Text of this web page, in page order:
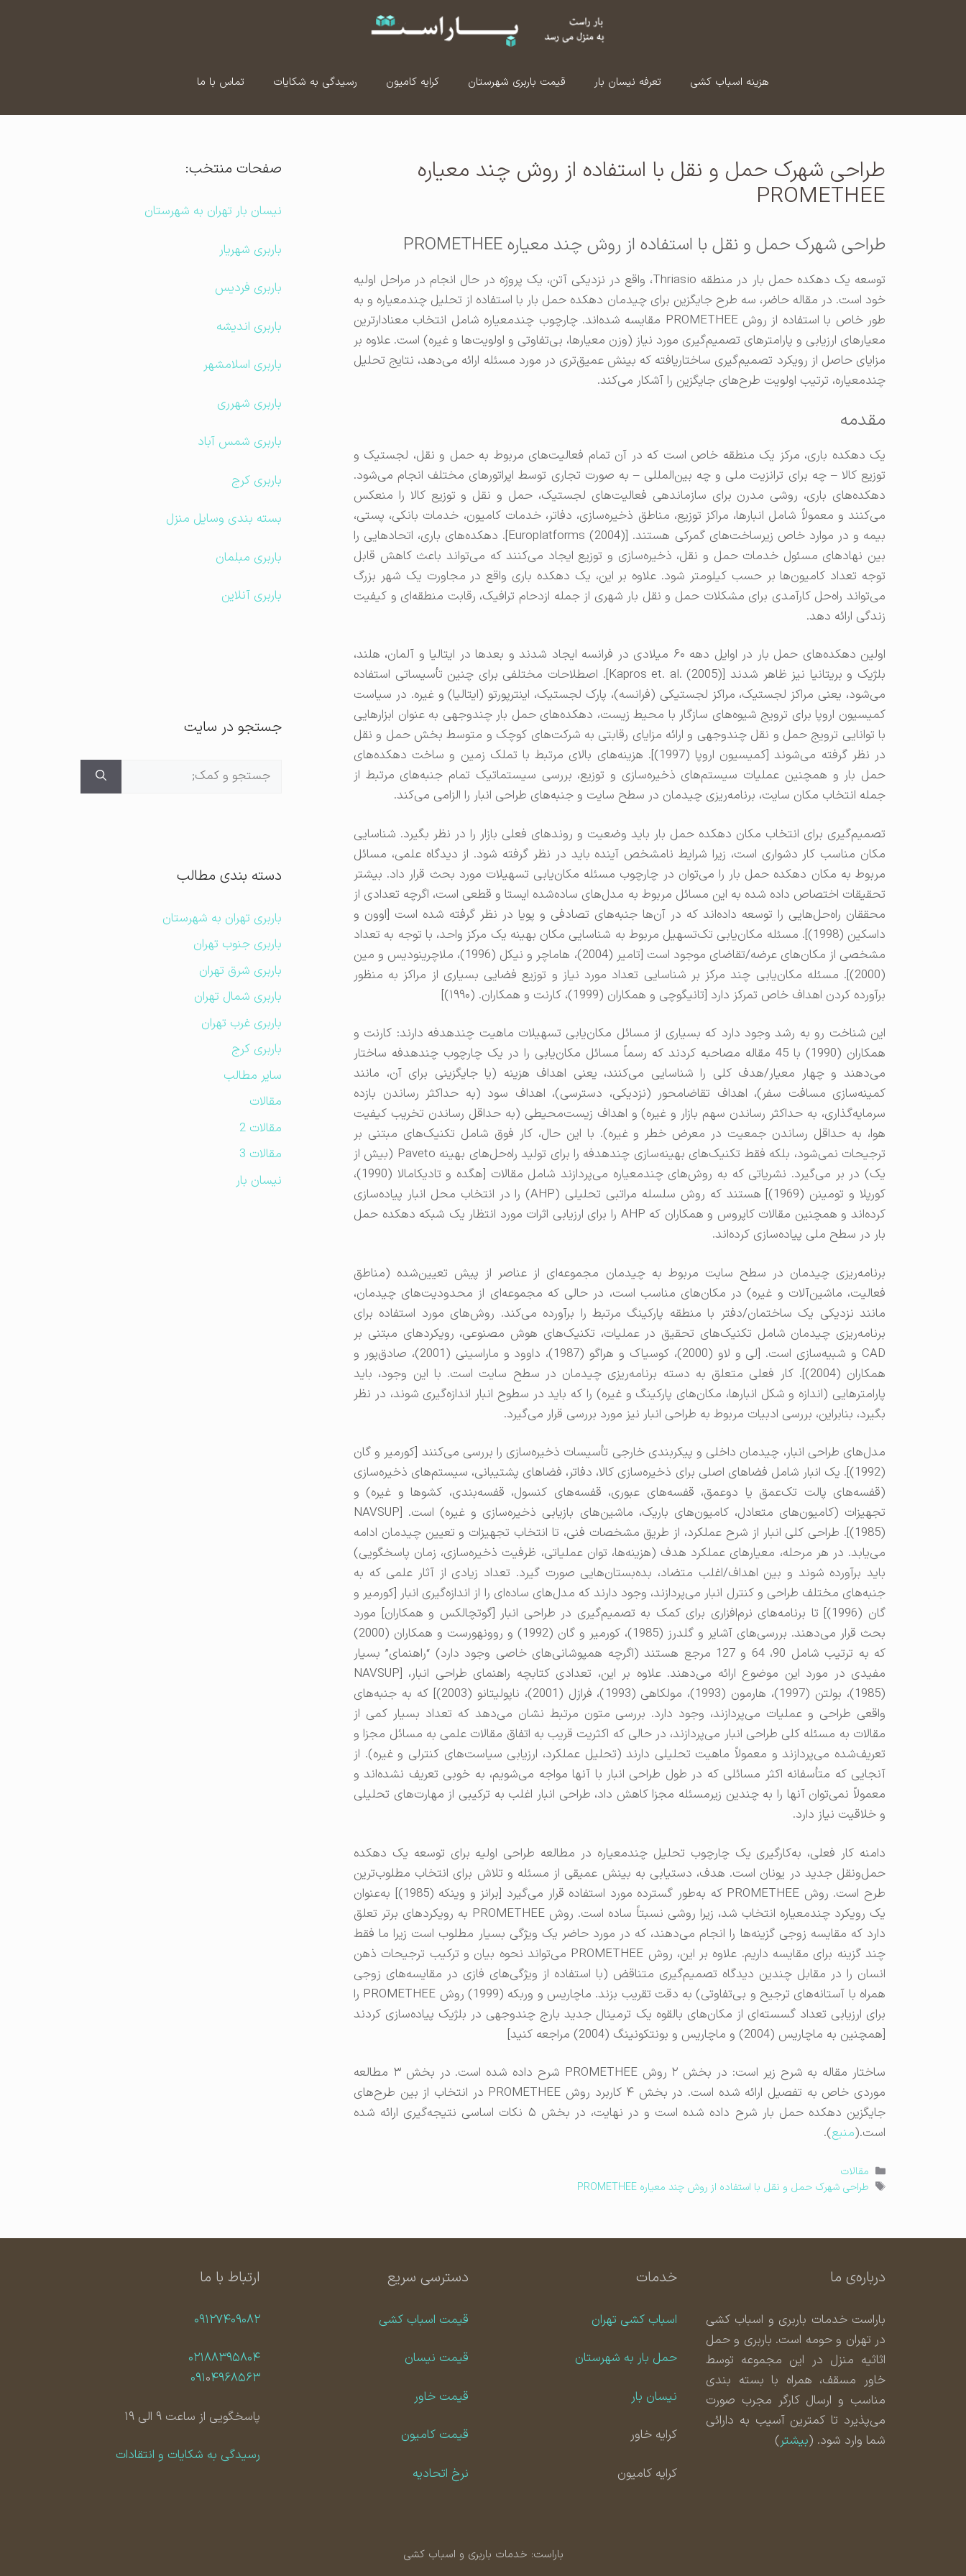
هزینه اسباب کشی تعرفه نیسان بار قیمت باربری شهرستان کرایه کامیون رسیدگی به شکایات تماس با ما
طراحی شهرک حمل و نقل با استفاده از روش چند معیاره
PROMETHEE
طراحی شهرک حمل و نقل با استفاده از روش چند معیاره PROMETHEE
توسعه یک دهکده حمل بار در منطقه Thriasio، واقع در نزدیکی آتن، یک پروژه در حال انجام در مراحل اولیه
خود است. در مقاله حاضر، سه طرح جایگزین برای چیدمان دهکده حمل بار با استفاده از تحلیل چندمعیاره و به
طور خاص با استفاده از روش PROMETHEE مقایسه شده‌اند. چارچوب چندمعیاره شامل انتخاب معنادارترین
معیارهای ارزیابی و پارامترهای تصمیم‌گیری مورد نیاز (وزن معیارها، بی‌تفاوتی و اولویت‌ها و غیره) است. علاوه بر
مزایای حاصل از رویکرد تصمیم‌گیری ساختاریافته که بینش عمیق‌تری در مورد مسئله ارائه می‌دهد، نتایج تحلیل
چندمعیاره، ترتیب اولویت طرح‌های جایگزین را آشکار می‌کند.
مقدمه
یک دهکده باری، مرکز یک منطقه خاص است که در آن تمام فعالیت‌های مربوط به حمل و نقل، لجستیک و
توزیع کالا – چه برای ترانزیت ملی و چه بین‌المللی – به صورت تجاری توسط اپراتورهای مختلف انجام می‌شود.
دهکده‌های باری، روشی مدرن برای سازماندهی فعالیت‌های لجستیک، حمل و نقل و توزیع کالا را منعکس
می‌کنند و معمولاً شامل انبارها، مراکز توزیع، مناطق ذخیره‌سازی، دفاتر، خدمات کامیون، خدمات بانکی، پستی،
بیمه و در موارد خاص زیرساخت‌های گمرکی هستند. [Europlatforms (2004)]. دهکده‌های باری، اتحادهایی را
بین نهادهای مسئول خدمات حمل و نقل، ذخیره‌سازی و توزیع ایجاد می‌کنند که می‌تواند باعث کاهش قابل
توجه تعداد کامیون‌ها بر حسب کیلومتر شود. علاوه بر این، یک دهکده باری واقع در مجاورت یک شهر بزرگ
می‌تواند راه‌حل کارآمدی برای مشکلات حمل و نقل بار شهری از جمله ازدحام ترافیک، رقابت منطقه‌ای و کیفیت
زندگی ارائه دهد.
اولین دهکده‌های حمل بار در اوایل دهه ۶۰ میلادی در فرانسه ایجاد شدند و بعدها در ایتالیا و آلمان، هلند،
بلژیک و بریتانیا نیز ظاهر شدند [Kapros et. al. (2005)]. اصطلاحات مختلفی برای چنین تأسیساتی استفاده
می‌شود، یعنی مراکز لجستیک، مراکز لجستیکی (فرانسه)، پارک لجستیک، اینترپورتو (ایتالیا) و غیره. در سیاست
کمیسیون اروپا برای ترویج شیوه‌های سازگار با محیط زیست، دهکده‌های حمل بار چندوجهی به عنوان ابزارهایی
با توانایی ترویج حمل و نقل چندوجهی و ارائه مزایای رقابتی به شرکت‌های کوچک و متوسط ​​بخش حمل و نقل
در نظر گرفته می‌شوند [کمیسیون اروپا (1997)]. هزینه‌های بالای مرتبط با تملک زمین و ساخت دهکده‌های
حمل بار و همچنین عملیات سیستم‌های ذخیره‌سازی و توزیع، بررسی سیستماتیک تمام جنبه‌های مرتبط از
جمله انتخاب مکان سایت، برنامه‌ریزی چیدمان در سطح سایت و جنبه‌های طراحی انبار را الزامی می‌کند.
تصمیم‌گیری برای انتخاب مکان دهکده حمل بار باید وضعیت و روندهای فعلی بازار را در نظر بگیرد. شناسایی
مکان مناسب کار دشواری است، زیرا شرایط نامشخص آینده باید در نظر گرفته شود. از دیدگاه علمی، مسائل
مربوط به مکان دهکده حمل بار را می‌توان در چارچوب مسئله مکان‌یابی تسهیلات مورد بحث قرار داد. بیشتر
تحقیقات اختصاص داده شده به این مسائل مربوط به مدل‌های ساده‌شده ایستا و قطعی است، اگرچه تعدادی از
محققان راه‌حل‌هایی را توسعه داده‌اند که در آن‌ها جنبه‌های تصادفی و پویا در نظر گرفته شده است [اوون و
داسکین (1998)]. مسئله مکان‌یابی تک‌تسهیل مربوط به شناسایی مکان بهینه یک مرکز واحد، با توجه به تعداد
مشخصی از مکان‌های عرضه/تقاضای موجود است [تامیر (2004)، هاماچر و نیکل (1996)، ملاچرینودیس و مین
(2000)]. مسئله مکان‌یابی چند مرکز بر شناسایی تعداد مورد نیاز و توزیع فضایی بسیاری از مراکز به منظور
برآورده کردن اهداف خاص تمرکز دارد [تانیگوچی و همکاران (1999)، کارنت و همکاران. (۱۹۹۰)]
این شناخت رو به رشد وجود دارد که بسیاری از مسائل مکان‌یابی تسهیلات ماهیت چندهدفه دارند: کارنت و
همکاران (1990) با 45 مقاله مصاحبه کردند که رسماً مسائل مکان‌یابی را در یک چارچوب چندهدفه ساختار
می‌دهند و چهار معیار/هدف کلی را شناسایی می‌کنند، یعنی اهداف هزینه (یا جایگزینی برای آن، مانند
کمینه‌سازی مسافت سفر)، اهداف تقاضامحور (نزدیکی، دسترسی)، اهداف سود (به حداکثر رساندن بازده
سرمایه‌گذاری، به حداکثر رساندن سهم بازار و غیره) و اهداف زیست‌محیطی (به حداقل رساندن تخریب کیفیت
هوا، به حداقل رساندن جمعیت در معرض خطر و غیره). با این حال، کار فوق شامل تکنیک‌های مبتنی بر
ترجیحات نمی‌شود، بلکه فقط تکنیک‌های بهینه‌سازی چندهدفه را برای تولید راه‌حل‌های بهینه Paveto (بیش از
یک) در بر می‌گیرد. نشریاتی که به روش‌های چندمعیاره می‌پردازند شامل مقالات [هگده و تادیکامالا (1990)،
کورپلا و تومینن (1969)] هستند که روش سلسله مراتبی تحلیلی (AHP) را در انتخاب محل انبار پیاده‌سازی
کرده‌اند و همچنین مقالات کاپروس و همکاران که AHP را برای ارزیابی اثرات مورد انتظار یک شبکه دهکده حمل
بار در سطح ملی پیاده‌سازی کرده‌اند.
برنامه‌ریزی چیدمان در سطح سایت مربوط به چیدمان مجموعه‌ای از عناصر از پیش تعیین‌شده (مناطق
فعالیت، ماشین‌آلات و غیره) در مکان‌های مناسب است، در حالی که مجموعه‌ای از محدودیت‌های چیدمان،
مانند نزدیکی یک ساختمان/دفتر با منطقه پارکینگ مرتبط را برآورده می‌کند. روش‌های مورد استفاده برای
برنامه‌ریزی چیدمان شامل تکنیک‌های تحقیق در عملیات، تکنیک‌های هوش مصنوعی، رویکردهای مبتنی بر
CAD و شبیه‌سازی است. [لی و لاو (2000)، کوسیاک و هراگو (1987)، داوود و ماراسینی (2001)، صادق‌پور و
همکاران (2004)]. کار فعلی متعلق به دسته برنامه‌ریزی چیدمان در سطح سایت است. با این وجود، باید
پارامترهایی (اندازه و شکل انبارها، مکان‌های پارکینگ و غیره) را که باید در سطوح انبار اندازه‌گیری شوند، در نظر
بگیرد، بنابراین، بررسی ادبیات مربوط به طراحی انبار نیز مورد بررسی قرار می‌گیرد.
مدل‌های طراحی انبار، چیدمان داخلی و پیکربندی خارجی تأسیسات ذخیره‌سازی را بررسی می‌کنند [کورمیر و گان
(1992)]. یک انبار شامل فضاهای اصلی برای ذخیره‌سازی کالا، دفاتر، فضاهای پشتیبانی، سیستم‌های ذخیره‌سازی
(قفسه‌های پالت تک‌عمق یا دوعمق، قفسه‌های عبوری، قفسه‌های کنسول، قفسه‌بندی، کشوها و غیره) و
تجهیزات (کامیون‌های متعادل، کامیون‌های باریک، ماشین‌های بازیابی ذخیره‌سازی و غیره) است. [NAVSUP
(1985)]. طراحی کلی انبار از شرح عملکرد، از طریق مشخصات فنی، تا انتخاب تجهیزات و تعیین چیدمان ادامه
می‌یابد. در هر مرحله، معیارهای عملکرد هدف (هزینه‌ها، توان عملیاتی، ظرفیت ذخیره‌سازی، زمان پاسخگویی)
باید برآورده شوند و بین اهداف/اغلب متضاد، بده‌بستان‌هایی صورت گیرد. تعداد زیادی از آثار علمی که به
جنبه‌های مختلف طراحی و کنترل انبار می‌پردازند، وجود دارند که مدل‌های ساده‌ای را از اندازه‌گیری انبار [کورمیر و
گان (1996)] تا برنامه‌های نرم‌افزاری برای کمک به تصمیم‌گیری در طراحی انبار [گوتچالکس و همکاران] مورد
بحث قرار می‌دهند. بررسی‌های آشایر و گلدرز (1985)، کورمیر و گان (1992) و روونهورست و همکاران (2000)
که به ترتیب شامل 90، 64 و 127 مرجع هستند (اگرچه همپوشانی‌های خاصی وجود دارد) “راهنمای” بسیار
مفیدی در مورد این موضوع ارائه می‌دهند. علاوه بر این، تعدادی کتابچه راهنمای طراحی انبار، [NAVSUP
(1985)، بولتن (1997)، هارمون (1993)، مولکاهی (1993)، فرازل (2001)، ناپولیتانو (2003)] که به جنبه‌های
واقعی طراحی و عملیات می‌پردازند، وجود دارد. بررسی متون مرتبط نشان می‌دهد که تعداد بسیار کمی از
مقالات به مسئله کلی طراحی انبار می‌پردازند، در حالی که اکثریت قریب به اتفاق مقالات علمی به مسائل مجزا و
تعریف‌شده می‌پردازند و معمولاً ماهیت تحلیلی دارند (تحلیل عملکرد، ارزیابی سیاست‌های کنترلی و غیره). از
آنجایی که متأسفانه اکثر مسائلی که در طول طراحی انبار با آنها مواجه می‌شویم، به خوبی تعریف نشده‌اند و
معمولاً نمی‌توان آنها را به چندین زیرمسئله مجزا کاهش داد، طراحی انبار اغلب به ترکیبی از مهارت‌های تحلیلی
و خلاقیت نیاز دارد.
دامنه کار فعلی، به‌کارگیری یک چارچوب تحلیل چندمعیاره در مطالعه طراحی اولیه برای توسعه یک دهکده
حمل‌ونقل جدید در یونان است. هدف، دستیابی به بینش عمیقی از مسئله و تلاش برای انتخاب مطلوب‌ترین
طرح است. روش PROMETHEE که به‌طور گسترده مورد استفاده قرار می‌گیرد [برانز و وینکه (1985)] به‌عنوان
یک رویکرد چندمعیاره انتخاب شد، زیرا روشی نسبتاً ساده است. روش PROMETHEE به رویکردهای برتر تعلق
دارد که مقایسه زوجی گزینه‌ها را انجام می‌دهند، که در مورد حاضر یک ویژگی بسیار مطلوب است زیرا ما فقط
چند گزینه برای مقایسه داریم. علاوه بر این، روش PROMETHEE می‌تواند نحوه بیان و ترکیب ترجیحات ذهن
انسان را در مقابل چندین دیدگاه تصمیم‌گیری متناقض (با استفاده از ویژگی‌های فازی در مقایسه‌های زوجی
همراه با آستانه‌های ترجیح و بی‌تفاوتی) به دقت تقریب بزند. ماچاریس و وربکه (1999) روش PROMETHEE را
برای ارزیابی تعداد گسسته‌ای از مکان‌های بالقوه یک ترمینال جدید بارج چندوجهی در بلژیک پیاده‌سازی کردند
[همچنین به ماچاریس (2004) و ماچاریس و بونتکونینگ (2004) مراجعه کنید]
ساختار مقاله به شرح زیر است: در بخش ۲ روش PROMETHEE شرح داده شده است. در بخش ۳ مطالعه
موردی خاص به تفصیل ارائه شده است. در بخش ۴ کاربرد روش PROMETHEE در انتخاب از بین طرح‌های
جایگزین دهکده حمل بار شرح داده شده است و در نهایت، در بخش ۵ نکات اساسی نتیجه‌گیری ارائه شده
است.(منبع).
دسته‌ها
مقالات
برچسب‌ها
طراحی شهرک حمل و نقل با استفاده از روش چند معیاره PROMETHEE
صفحات منتخب:
نیسان بار تهران به شهرستان
باربری شهریار
باربری فردیس
باربری اندیشه
باربری اسلامشهر
باربری شهرری
باربری شمس آباد
باربری کرج
بسته بندی وسایل منزل
باربری مبلمان
باربری آنلاین
جستجو در سایت
جستجوی
دسته بندی مطالب
باربری تهران به شهرستان
باربری جنوب تهران
باربری شرق تهران
باربری شمال تهران
باربری غرب تهران
باربری کرج
سایر مطالب
مقالات
مقالات 2
مقالات 3
نیسان بار
درباره‌ی ما
باراست خدمات باربری و اسباب کشی
در تهران و حومه است. باربری و حمل
اثاثیه منزل در این مجموعه توسط
خاور مسقف، همراه با بسته بندی
مناسب و ارسال کارگر مجرب صورت
می‌پذیرد تا کمترین آسیب به دارائی
شما وارد شود. (بیشتر)
خدمات
اسباب کشی تهران
حمل بار به شهرستان
نیسان بار
کرایه خاور
کرایه کامیون
دسترسی سریع
قیمت اسباب کشی
قیمت نیسان
قیمت خاور
قیمت کامیون
نرخ اتحادیه
ارتباط با ما
۰۹۱۲۷۴۰۹۰۸۲
۰۲۱۸۸۳۹۵۸۰۴
۰۹۱۰۴۹۶۸۵۶۳
پاسخگویی از ساعت ۹ الی ۱۹
رسیدگی به شکایات و انتقادات
باراست: خدمات باربری و اسباب کشی